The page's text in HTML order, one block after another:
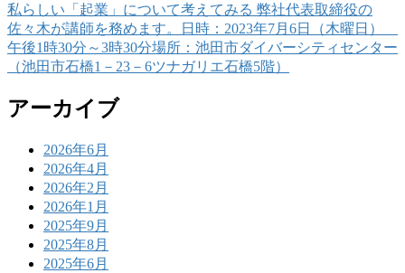
私らしい「起業」について考えてみる 弊社代表取締役の
佐々木が講師を務めます。日時：2023年7月6日（木曜日）
午後1時30分～3時30分場所：池田市ダイバーシティセンター
（池田市石橋1－23－6ツナガリエ石橋5階）
アーカイブ
2026年6月
2026年4月
2026年2月
2026年1月
2025年9月
2025年8月
2025年6月